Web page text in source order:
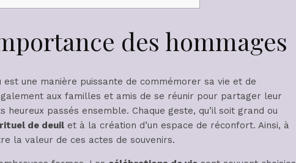
des hommages
une manière puissante de commémorer sa vie et de
aux familles et amis de se réunir pour partager leur
passés ensemble. Chaque geste, qu’il soit grand ou
rituel de deuil et à la création d’un espace de réconfort. Ainsi, à
la valeur de ces actes de souvenirs.